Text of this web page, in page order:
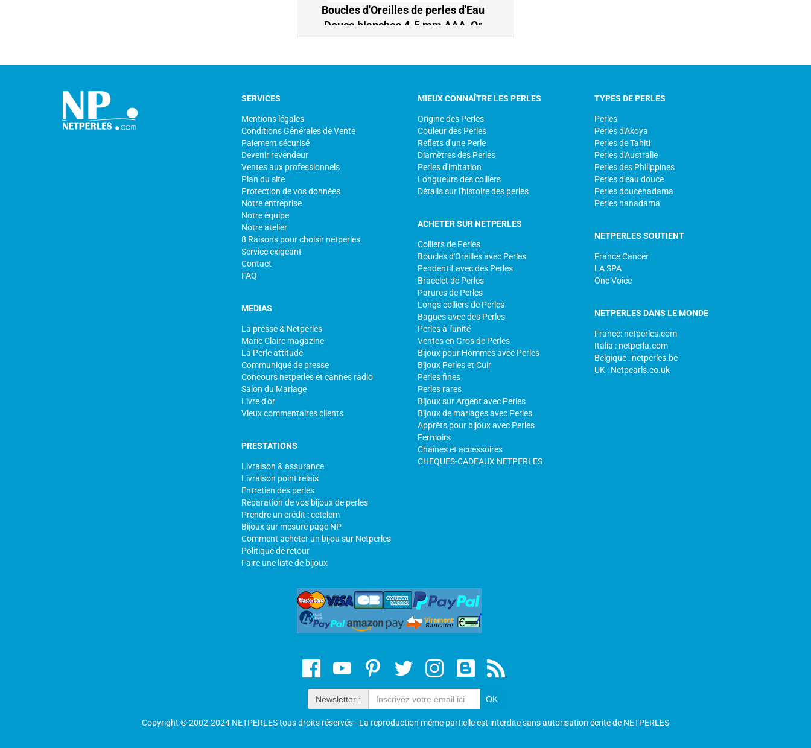
très discret, idéal pour jeune filles, Or 18k
226,00 €
SERVICES
Mentions légales
Conditions Générales de Vente
Paiement sécurisé
Devenir revendeur
Ventes aux professionnels
Plan du site
Protection de vos données
Notre entreprise
Notre équipe
Notre atelier
8 Raisons pour choisir netperles
Service exigeant
Contact
FAQ
MEDIAS
La presse & Netperles
Marie Claire magazine
La Perle attitude
Communiqué de presse
Concours netperles et cannes radio
Salon du Mariage
Livre d'or
Vieux commentaires clients
PRESTATIONS
Livraison & assurance
Livraison point relais
Entretien des perles
Réparation de vos bijoux de perles
Prendre un crédit : cetelem
Bijoux sur mesure page NP
Comment acheter un bijou sur Netperles
Politique de retour
Faire une liste de bijoux
MIEUX CONNAÎTRE LES PERLES
Origine des Perles
Couleur des Perles
Reflets d'une Perle
Diamètres des Perles
Perles d'imitation
Longueurs des colliers
Détails sur l'histoire des perles
ACHETER SUR NETPERLES
Colliers de Perles
Boucles d'Oreilles avec Perles
Pendentif avec des Perles
Bracelet de Perles
Parures de Perles
Longs colliers de Perles
Bagues avec des Perles
Perles à l'unité
Ventes en Gros de Perles
Bijoux pour Hommes avec Perles
Bijoux Perles et Cuir
Perles fines
Perles rares
Bijoux sur Argent avec Perles
Bijoux de mariages avec Perles
Apprêts pour bijoux avec Perles
Fermoirs
Chaînes et accessoires
CHEQUES-CADEAUX NETPERLES
TYPES DE PERLES
Perles
Perles d'Akoya
Perles de Tahiti
Perles d'Australie
Perles des Philippines
Perles d'eau douce
Perles doucehadama
Perles hanadama
NETPERLES SOUTIENT
France Cancer
LA SPA
One Voice
NETPERLES DANS LE MONDE
France: netperles.com
Italia : netperla.com
Belgique : netperles.be
UK : Netpearls.co.uk
Newsletter :
Copyright © 2002-2024 NETPERLES tous droits réservés - La reproduction même partielle est interdite sans autorisation écrite de NETPERLES